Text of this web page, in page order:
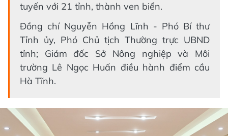
tuyến với 21 tỉnh, thành ven biển.
Đồng chí Nguyễn Hồng Lĩnh - Phó Bí thư
Tỉnh ủy, Phó Chủ tịch Thường trực UBND
tỉnh; Giám đốc Sở Nông nghiệp và Môi
trường Lê Ngọc Huấn điều hành điểm cầu
Hà Tĩnh.